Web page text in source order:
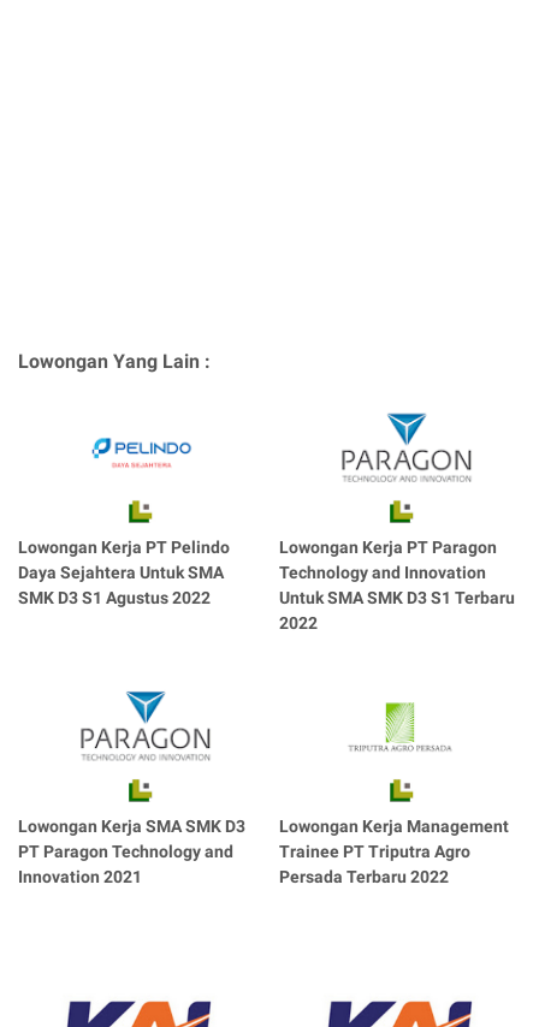
Lowongan Yang Lain :
Lowongan Kerja PT Pelindo
Daya Sejahtera Untuk SMA
SMK D3 S1 Agustus 2022
Lowongan Kerja PT Paragon
Technology and Innovation
Untuk SMA SMK D3 S1 Terbaru
2022
Lowongan Kerja SMA SMK D3
PT Paragon Technology and
Innovation 2021
Lowongan Kerja Management
Trainee PT Triputra Agro
Persada Terbaru 2022